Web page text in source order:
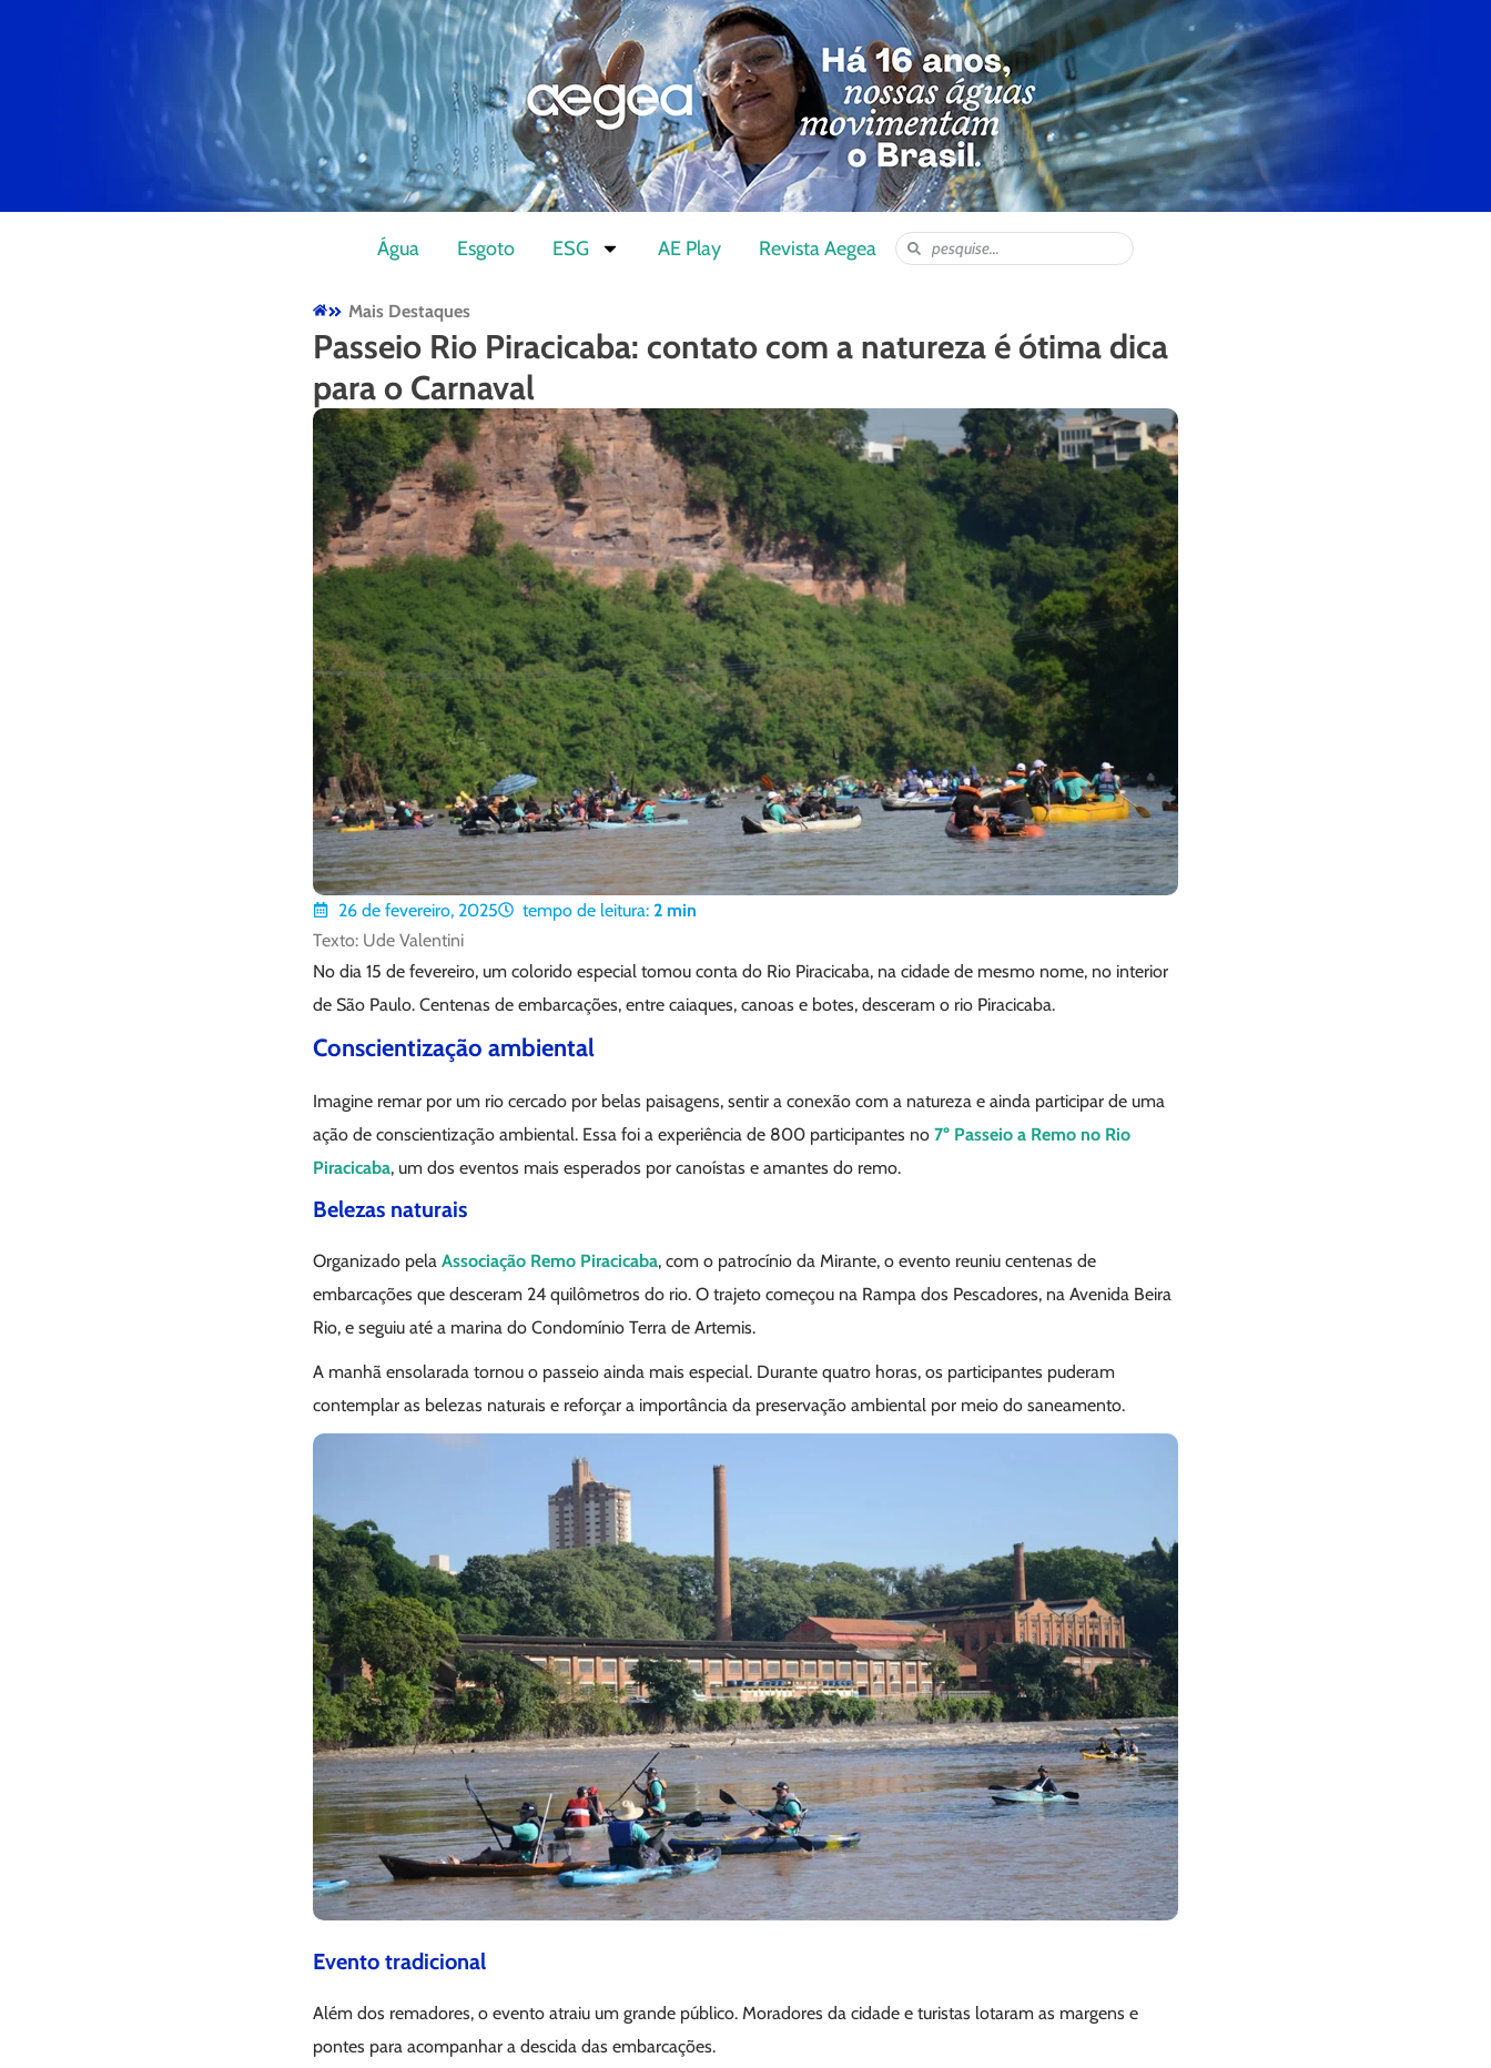
Água Esgoto ESG AE Play Revista Aegea
Mais Destaques
Passeio Rio Piracicaba: contato com a natureza é ótima dica
para o Carnaval
26 de fevereiro, 2025 tempo de leitura: 2 min
Texto: Ude Valentini
No dia 15 de fevereiro, um colorido especial tomou conta do Rio Piracicaba, na cidade de mesmo nome, no interior
de São Paulo. Centenas de embarcações, entre caiaques, canoas e botes, desceram o rio Piracicaba.
Conscientização ambiental
Imagine remar por um rio cercado por belas paisagens, sentir a conexão com a natureza e ainda participar de uma
ação de conscientização ambiental. Essa foi a experiência de 800 participantes no 7º Passeio a Remo no Rio
Piracicaba, um dos eventos mais esperados por canoístas e amantes do remo.
Belezas naturais
Organizado pela Associação Remo Piracicaba, com o patrocínio da Mirante, o evento reuniu centenas de
embarcações que desceram 24 quilômetros do rio. O trajeto começou na Rampa dos Pescadores, na Avenida Beira
Rio, e seguiu até a marina do Condomínio Terra de Artemis.
A manhã ensolarada tornou o passeio ainda mais especial. Durante quatro horas, os participantes puderam
contemplar as belezas naturais e reforçar a importância da preservação ambiental por meio do saneamento.
Evento tradicional
Além dos remadores, o evento atraiu um grande público. Moradores da cidade e turistas lotaram as margens e
pontes para acompanhar a descida das embarcações.